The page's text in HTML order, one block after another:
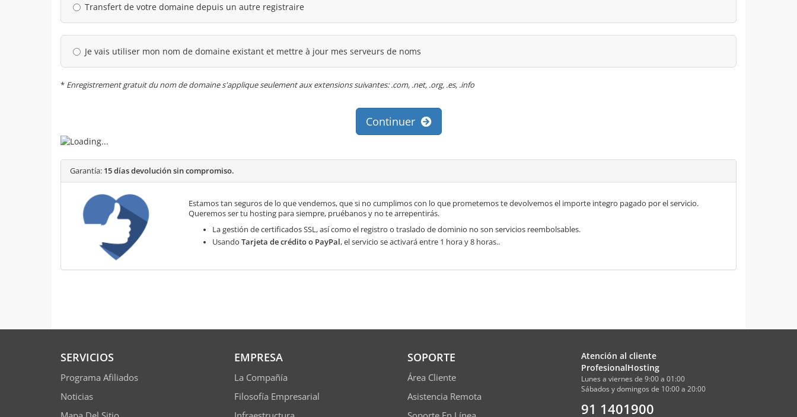
Transfert de votre domaine depuis un autre registraire
Je vais utiliser mon nom de domaine existant et mettre à jour mes serveurs de noms
* Enregistrement gratuit du nom de domaine s'applique seulement aux extensions suivantes: .com, .net, .org, .es, .info
Continuer
Garantía: 15 días devolución sin compromiso.
Estamos tan seguros de lo que vendemos, que si no cumplimos con lo que prometemos te devolvemos el importe integro pagado por el servicio.
Queremos ser tu hosting para siempre, pruébanos y no te arrepentirás.
La gestión de certificados SSL, así como el registro o traslado de dominio no son servicios reembolsables.
Usando Tarjeta de crédito o PayPal, el servicio se activará entre 1 hora y 8 horas..
SERVICIOS
Programa Afiliados
Noticias
EMPRESA
La Compañía
Filosofía Empresarial
SOPORTE
Área Cliente
Asistencia Remota
Atención al cliente
ProfesionalHosting
Lunes a viernes de 9:00 a 01:00
Sábados y domingos de 10:00 a 20:00
91 1401900